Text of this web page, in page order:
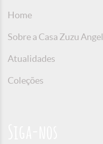
Home
Sobre a Casa Zuzu Angel
Atualidades
Coleções